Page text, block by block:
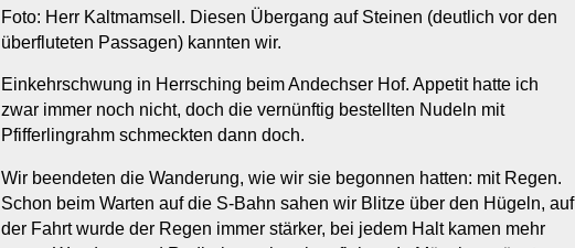
Foto: Herr Kaltmamsell. Diesen Übergang auf Steinen (deutlich vor den
überfluteten Passagen) kannten wir.
Einkehrschwung in Herrsching beim Andechser Hof. Appetit hatte ich
zwar immer noch nicht, doch die vernünftig bestellten Nudeln mit
Pfifferlingrahm schmeckten dann doch.
Wir beendeten die Wanderung, wie wir sie begonnen hatten: mit Regen.
Schon beim Warten auf die S-Bahn sahen wir Blitze über den Hügeln, auf
der Fahrt wurde der Regen immer stärker, bei jedem Halt kamen mehr